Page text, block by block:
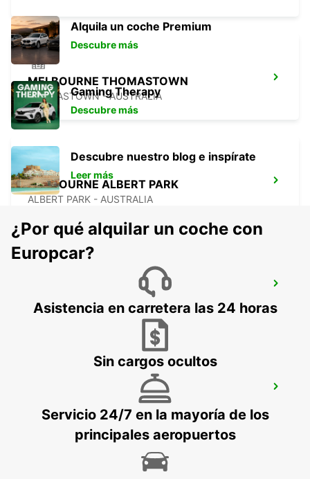
MELBOURNE THOMASTOWN
THOMASTOWN - AUSTRALIA
MELBOURNE ALBERT PARK
ALBERT PARK - AUSTRALIA
MELBOURNE HOPPERS CROSSING
HOPPERS CROSSING - AUSTRALIA
MELBOURNE BLACKBURN
BLACKBURN - AUSTRALIA
Alquila un coche Premium
Descubre más
Gaming Therapy
Descubre más
Descubre nuestro blog e inspírate
Leer más
¿Por qué alquilar un coche con
Europcar?
Asistencia en carretera las 24 horas
Sin cargos ocultos
Servicio 24/7 en la mayoría de los
principales aeropuertos